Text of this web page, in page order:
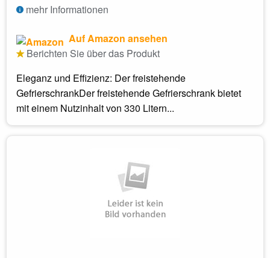
mehr Informationen
Auf Amazon ansehen
Berichten Sie über das Produkt
Eleganz und Effizienz: Der freistehende
GefrierschrankDer freistehende Gefrierschrank bietet
mit einem Nutzinhalt von 330 Litern...